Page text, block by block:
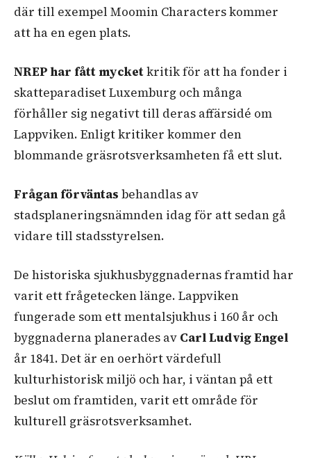
där till exempel Moomin Characters kommer
att ha en egen plats.
NREP har fått mycketkritik för att ha fonder i
skatteparadiset Luxemburg och många
förhåller sig negativt till deras affärsidé om
Lappviken. Enligt kritiker kommer den
blommande gräsrotsverksamheten få ett slut.
Frågan förväntas behandlas av
stadsplaneringsnämnden idag för att sedan gå
vidare till stadsstyrelsen.
De historiska sjukhusbyggnadernas framtid har
varit ett frågetecken länge. Lappviken
fungerade som ett mentalsjukhus i 160 år och
byggnaderna planerades av Carl Ludvig Engel
år 1841. Det är en oerhört värdefull
kulturhistorisk miljö och har, i väntan på ett
beslut om framtiden, varit ett område för
kulturell gräsrotsverksamhet.